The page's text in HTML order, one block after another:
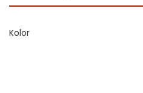
Kolor